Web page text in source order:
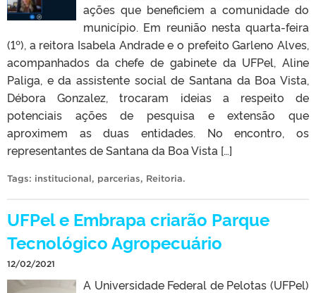
ações que beneficiem a comunidade do
município. Em reunião nesta quarta-feira
(1º), a reitora Isabela Andrade e o prefeito Garleno Alves,
acompanhados da chefe de gabinete da UFPel, Aline
Paliga, e da assistente social de Santana da Boa Vista,
Débora Gonzalez, trocaram ideias a respeito de
potenciais ações de pesquisa e extensão que
aproximem as duas entidades. No encontro, os
representantes de Santana da Boa Vista […]
Tags: institucional, parcerias, Reitoria.
UFPel e Embrapa criarão Parque
Tecnológico Agropecuário
12/02/2021
A Universidade Federal de Pelotas (UFPel)